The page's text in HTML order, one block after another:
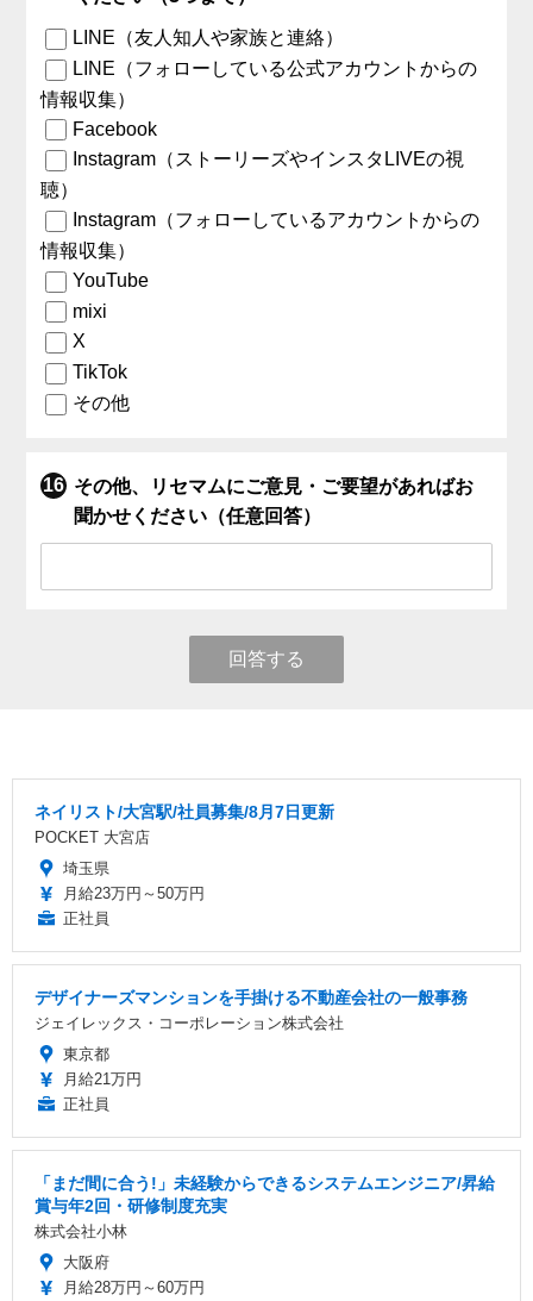
LINE（友人知人や家族と連絡）
LINE（フォローしている公式アカウントからの
情報収集）
Facebook
Instagram（ストーリーズやインスタLIVEの視
聴）
Instagram（フォローしているアカウントからの
情報収集）
YouTube
mixi
X
TikTok
その他
その他、リセマムにご意見・ご要望があればお
聞かせください（任意回答）
回答する
ネイリスト/大宮駅/社員募集/8月7日更新
POCKET 大宮店
埼玉県
月給23万円～50万円
正社員
デザイナーズマンションを手掛ける不動産会社の一般事務
ジェイレックス・コーポレーション株式会社
東京都
月給21万円
正社員
「まだ間に合う!」未経験からできるシステムエンジニア/昇給
賞与年2回・研修制度充実
株式会社小林
大阪府
月給28万円～60万円